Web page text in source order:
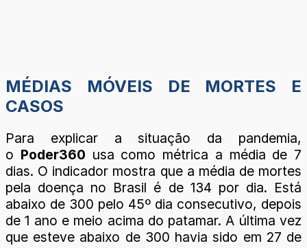
MÉDIAS MÓVEIS DE MORTES E
CASOS
Para explicar a situação da pandemia,
o Poder360 usa como métrica a média de 7
dias. O indicador mostra que a média de mortes
pela doença no Brasil é de 134 por dia. Está
abaixo de 300 pelo 45º dia consecutivo, depois
de 1 ano e meio acima do patamar. A última vez
que esteve abaixo de 300 havia sido em 27 de